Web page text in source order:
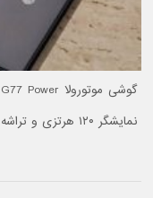
نمایشگر ۱۲۰ هرتزی و تراشه دیمنسیتی ۶۴۰۰ برای بازار هند معرفی شد.